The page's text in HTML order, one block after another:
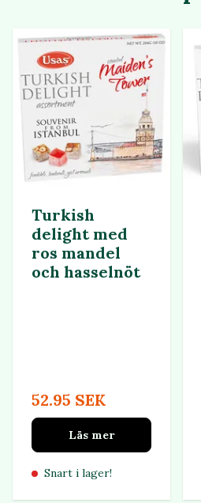
Turkish
delight med
ros mandel
och hasselnöt
52.95 SEK
Läs mer
Snart i lager!